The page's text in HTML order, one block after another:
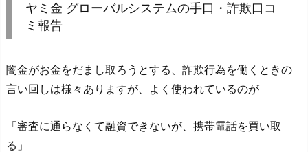
ヤミ金 グローバルシステムの手口・詐欺口コ
ミ報告
闇金がお金をだまし取ろうとする、詐欺行為を働くときの
言い回しは様々ありますが、よく使われているのが
「審査に通らなくて融資できないが、携帯電話を買い取
る」